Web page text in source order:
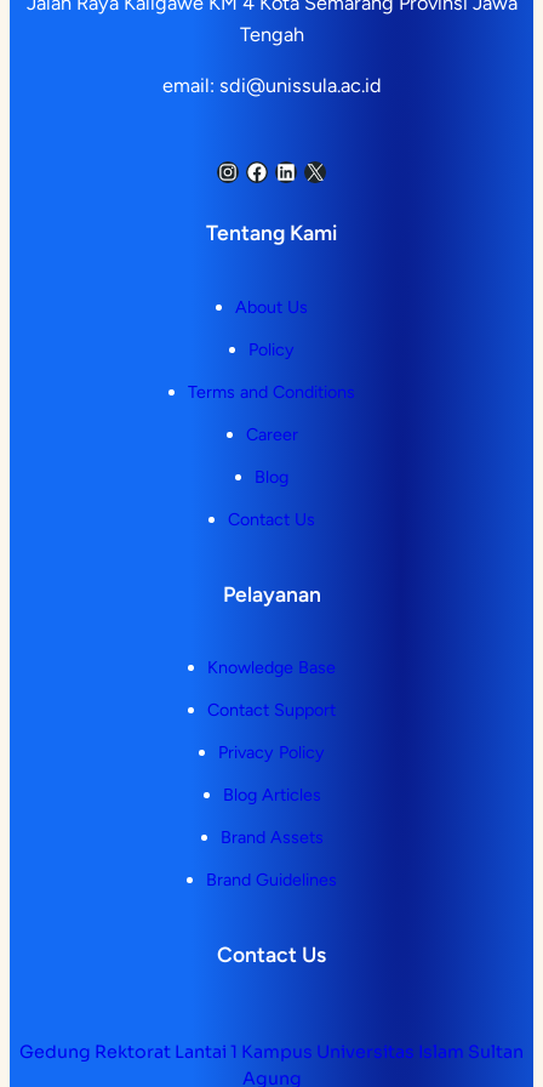
Tengah
email: sdi@unissula.ac.id
Instagram Facebook LinkedIn X
Tentang Kami
About Us
Policy
Terms and Conditions
Career
Blog
Contact Us
Pelayanan
Knowledge Base
Contact Support
Privacy Policy
Blog Articles
Brand Assets
Brand Guidelines
Contact Us
Gedung Rektorat Lantai 1 Kampus Universitas Islam Sultan
Agung